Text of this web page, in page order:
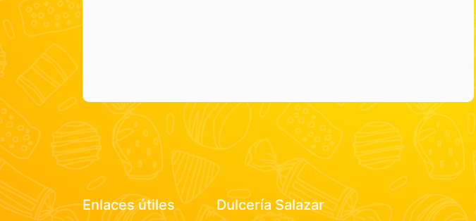
Enlaces útiles Dulcería Salazar